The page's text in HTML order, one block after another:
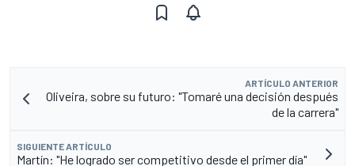
ARTÍCULO ANTERIOR
Oliveira, sobre su futuro: "Tomaré una decisión después
de la carrera"
SIGUIENTE ARTÍCULO
Martín: "He logrado ser competitivo desde el primer día"